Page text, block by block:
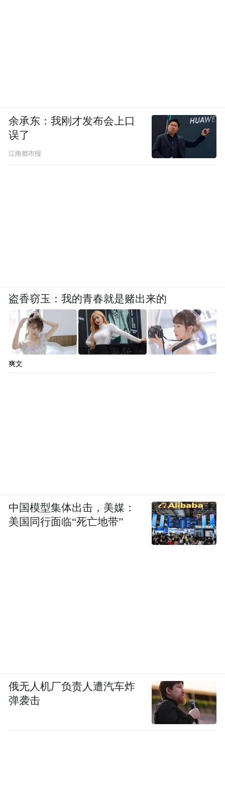
余承东：我刚才发布会上口
误了
江南都市报
盗香窃玉：我的青春就是赌出来的
爽文
中国模型集体出击，美媒：
美国同行面临“死亡地带”
俄无人机厂负责人遭汽车炸
弹袭击